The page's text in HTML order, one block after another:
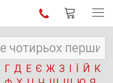
Г Д Е Є Ж З І Ї Й К